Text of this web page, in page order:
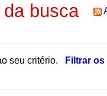
busca
seu critério.
Filtrar